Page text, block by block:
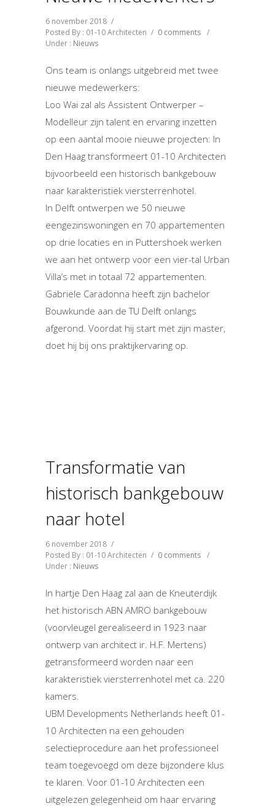
6 november 2018 /
Posted By : 01-10 Architecten / 0 comments /
Under : Nieuws
Ons team is onlangs uitgebreid met twee
nieuwe medewerkers:
Loo Wai zal als Assistent Ontwerper –
Modelleur zijn talent en ervaring inzetten
op een aantal mooie nieuwe projecten: In
Den Haag transformeert 01-10 Architecten
bijvoorbeeld een historisch bankgebouw
naar karakteristiek viersterrenhotel.
In Delft ontwerpen we 50 nieuwe
eengezinswoningen en 70 appartementen
op drie locaties en in Puttershoek werken
we aan het ontwerp voor een vier-tal Urban
Villa’s met in totaal 72 appartementen.
Gabriele Caradonna heeft zijn bachelor
Bouwkunde aan de TU Delft onlangs
afgerond. Voordat hij start met zijn master,
doet hij bij ons praktijkervaring op.
Transformatie van
historisch bankgebouw
naar hotel
6 november 2018 /
Posted By : 01-10 Architecten / 0 comments /
Under : Nieuws
In hartje Den Haag zal aan de Kneuterdijk
het historisch ABN AMRO bankgebouw
(voorvleugel gerealiseerd in 1923 naar
ontwerp van architect ir. H.F. Mertens)
getransformeerd worden naar een
karakteristiek viersterrenhotel met ca. 220
kamers.
UBM Developments Netherlands heeft 01-
10 Architecten na een gehouden
selectieprocedure aan het professioneel
team toegevoegd om deze bijzondere klus
te klaren. Voor 01-10 Architecten een
uitgelezen gelegenheid om haar ervaring